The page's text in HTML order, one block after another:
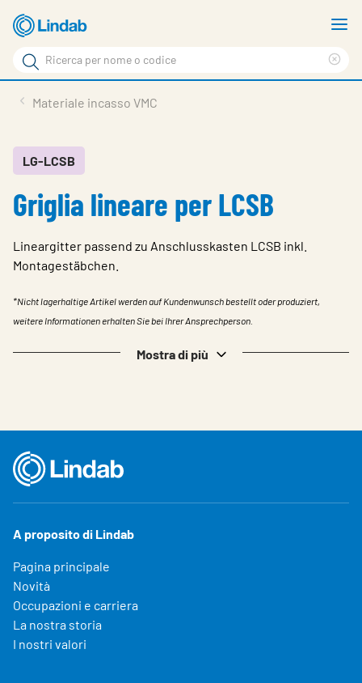
Log
visionare
Cerca
Cerca
Su Lindab
Su Tecnovent
Contatti
Download
Log in
Materiale incasso VMC
LG-LCSB
Griglia lineare per LCSB
Lineargitter passend zu Anschlusskasten LCSB inkl.
Montagestäbchen.
*Nicht lagerhaltige Artikel werden auf Kundenwunsch bestellt oder produziert,
weitere Informationen erhalten Sie bei Ihrer Ansprechperson.
Mostra di più
A proposito di Lindab
Pagina principale
Novità
Occupazioni e carriera
La nostra storia
I nostri valori